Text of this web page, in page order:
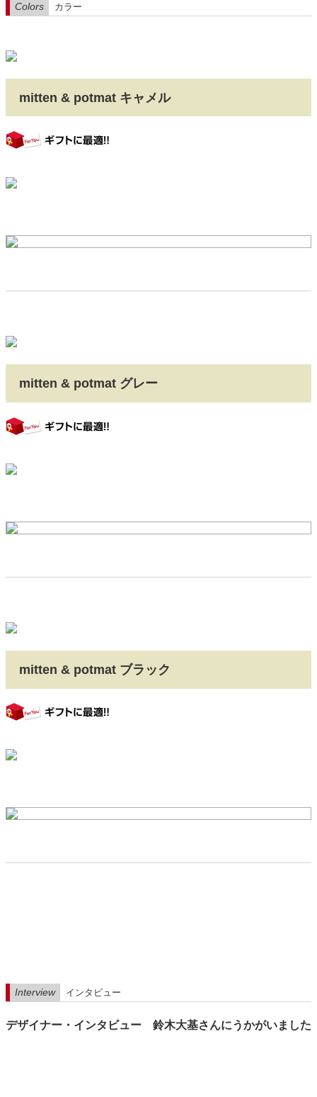
Colors カラー
mitten & potmat キャメル
mitten & potmat グレー
mitten & potmat ブラック
Interview インタビュー
デザイナー・インタビュー 鈴木大基さんにうかがいました